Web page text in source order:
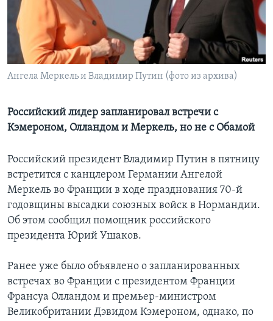
Learning English
СОЦИАЛЬНЫЕ СЕТИ
Языки
Ангела Меркель и Владимир Путин (фото из архива)
Российский лидер запланировал встречи с
Кэмероном, Олландом и Меркель, но не с Обамой
Российский президент Владимир Путин в пятницу
встретится с канцлером Германии Ангелой
Меркель во Франции в ходе празднования 70-й
годовщины высадки союзных войск в Нормандии.
Об этом сообщил помощник российского
президента Юрий Ушаков.
Ранее уже было объявлено о запланированных
встречах во Франции с президентом Франции
Франсуа Олландом и премьер-министром
Великобритании Дэвидом Кэмероном, однако, по